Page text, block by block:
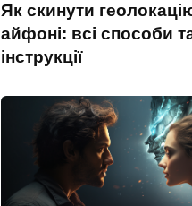
Як скинути
айфоні: всі способи
інструкції